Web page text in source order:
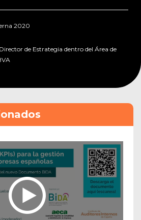
2020
de Estrategia dentro del Área de